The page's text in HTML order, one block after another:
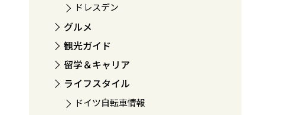
ドレスデン
グルメ
観光ガイド
留学＆キャリア
ライフスタイル
ドイツ自転車情報